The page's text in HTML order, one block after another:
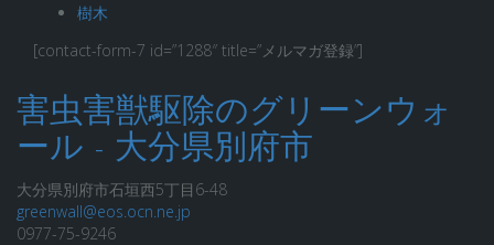
樹木
[contact-form-7 id=”1288″ title=”メルマガ登録”]
害虫害獣駆除のグリーンウォ
ール - 大分県別府市
大分県別府市石垣西5丁目6-48
greenwall@eos.ocn.ne.jp
0977-75-9246